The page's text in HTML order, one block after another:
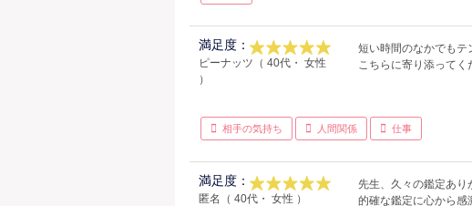
満足度：
ピーナッツ（ 40代・ 女性
）
短い時間のなかでもテ
こちらに寄り添ってく
相手の気持ち 人間関係 仕事
満足度：
匿名（ 40代・ 女性 ）
先生、久々の鑑定あり
的確な鑑定に心から感